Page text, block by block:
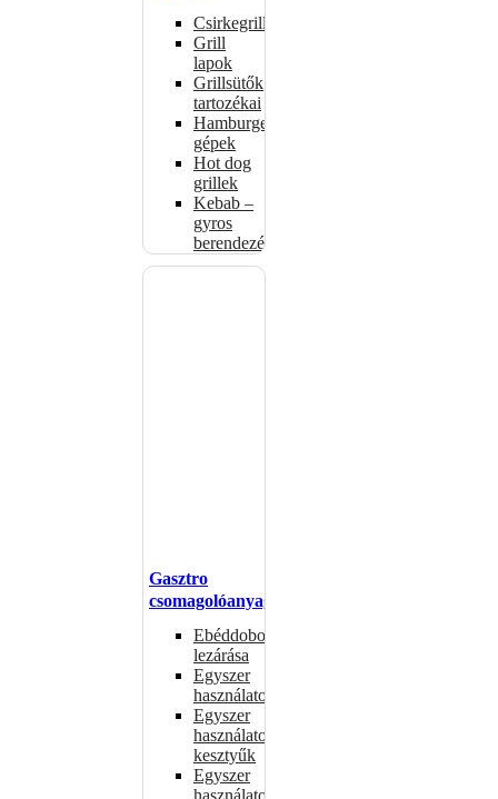
Csirkegrillek
Grill
lapok
Grillsütők
tartozékai
Hamburgerformázó
gépek
Hot dog
grillek
Kebab –
gyros
berendezés
Gasztro
csomagolóanyagok
Ebéddobozok
lezárása
Egyszer
használatos
Egyszer
használatos
kesztyűk
Egyszer